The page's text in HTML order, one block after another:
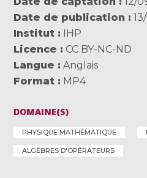
Date de publication
Institut
IHP
Licence
CC BY-NC-ND
Langue
Anglais
Format
MP4
DOMAINE(S)
PHYSIQUE MATHÉMATIQUE
ALGÈBRES D'OPÉRATEURS